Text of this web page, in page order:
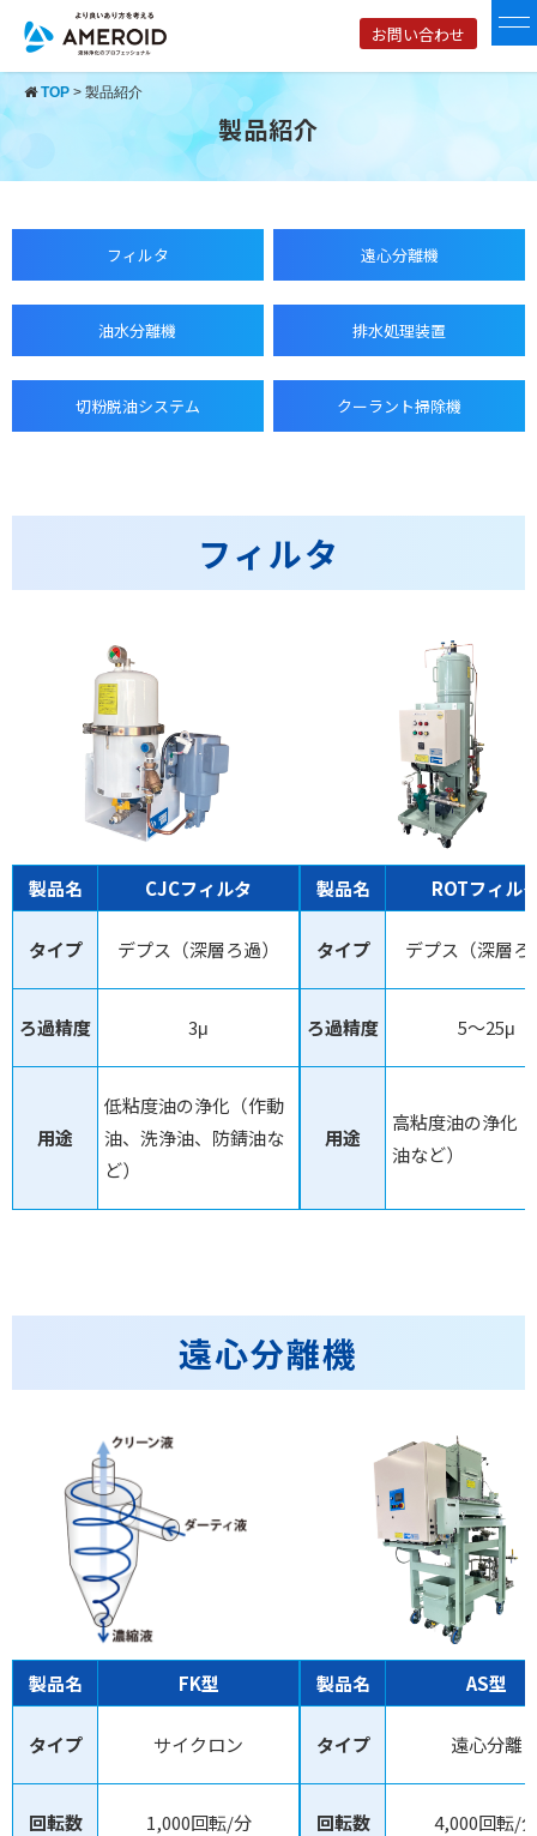
お問い合わせ
TOP > 製品紹介
製品紹介
フィルタ 遠心分離機
油水分離機 排水処理装置
切粉脱油システム クーラント掃除機
フィルタ
製品名 CJCフィルタ
タイプ デプス（深層ろ過）
ろ過精度 3μ
用途
低粘度油の浄化（作動
油、洗浄油、防錆油な
ど）
製品名 ROTフィル
タイプ デプス（深層ろ
ろ過精度 5～25μ
用途
高粘度油の浄化
油など）
遠心分離機
製品名 FK型
タイプ サイクロン
回転数 1,000回転/分
製品名 AS型
タイプ 遠心分離
回転数 4,000回転/